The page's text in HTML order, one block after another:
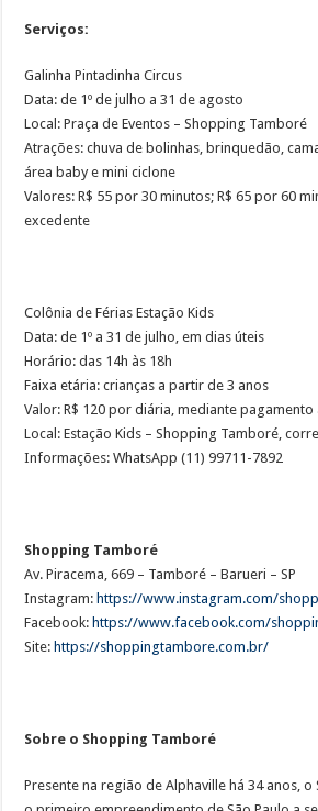
Serviços:
Galinha Pintadinha Circus
Data: de 1º de julho a 31 de agosto
Local: Praça de Eventos – Shopping Tamboré
Atrações: chuva de bolinhas, brinquedão,
área baby e mini ciclone
Valores: R$ 55 por 30 minutos; R$ 65 por 60
excedente
Colônia de Férias Estação Kids
Data: de 1º a 31 de julho, em dias úteis
Horário: das 14h às 18h
Faixa etária: crianças a partir de 3 anos
Valor: R$ 120 por diária, mediante
Local: Estação Kids – Shopping Tamboré,
Informações: WhatsApp (11) 99711-7892
Shopping Tamboré
Av. Piracema, 669 – Tamboré – Barueri – SP
Instagram:https://www.instagram.com/
Facebook:https://www.facebook.com/
Site:https://shoppingtambore.com.br/
Sobre o Shopping Tamboré
Presente na região de Alphaville há 34 anos,